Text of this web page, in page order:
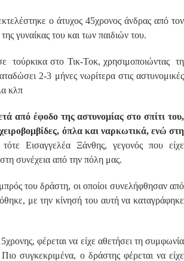
ο άτυχος 45χρονος άνδρας από τον
γυναίκας του και των παιδιών του.
τούρκικα στο Τικ-Τοκ, χρησιμοποιώντας τη
2-3 μήνες νωρίτερα στις αστυνομικές
κλπ
από έφοδο της αστυνομίας στο σπίτι του,
όπλα και ναρκωτικά, ενώ στη
Εισαγγελέα Ξάνθης, γεγονός που είχε
συνέχεια από την πόλη μας.
του δράστη, οι οποίοι συνελήφθησαν από
με την κίνησή του αυτή να καταγράφηκε
φέρεται να είχε αθετήσει τη συμφωνία
συγκεκριμένα, ο δράστης φέρεται να είχε